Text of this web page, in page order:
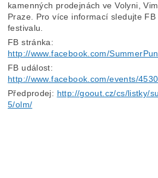
kamenných prodejnách ve Volyni,
Praze. Pro více informací sledujte
festivalu.
FB stránka:
http://www.facebook.com/
FB událost:
http://www.facebook.com/events/
Předprodej: http://goout.cz/cs/listky/
5/olm/